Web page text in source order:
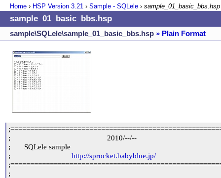
Home › HSP Version 3.21 › Sample - SQLele › sample_01_basic_bbs.hsp
sample_01_basic_bbs.hsp
sample\SQLele\sample_01_basic_bbs.hsp » Plain Format
;                                                 2010/--/--
;	SQLele sample
; http://sprocket.babyblue.jp/
;